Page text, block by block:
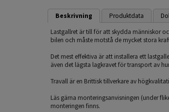
Beskrivning Produktdata
Lastgallret är till för att skydda människor
bilen och måste motstå de mycket stora
Det mest effektiva är att installera ett
även det lägsta lagkravet för transport av
Travall är en Brittisk tillverkare av
Läs gärna monteringsanvisningen (under
monteringen finns.